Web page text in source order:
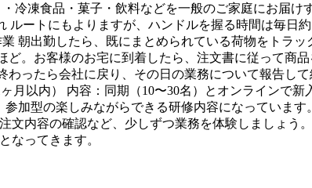
冷凍食品・菓子・飲料などを一般のご家庭にお届
ートにもよりますが、ハンドルを握る時間は毎日
朝出勤したら、既にまとめられている荷物をトラ
。お客様のお宅に到着したら、注文書に従って商
わったら会社に戻り、その日の業務について報告
月以内） 内容：同期（10〜30名）とオンラインで
加型の楽しみながらできる研修内容になっていま
文内容の確認など、少しずつ業務を体験しましょう
なってきます。